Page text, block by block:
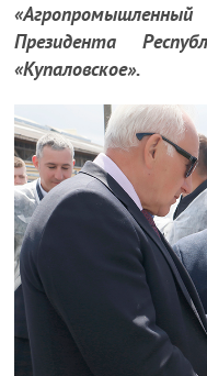
Президента
«Купаловское».